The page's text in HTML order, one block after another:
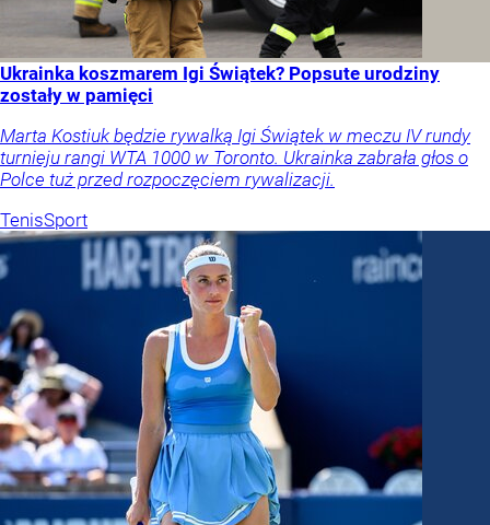
Ukrainka koszmarem Igi Świątek? Popsute urodziny
zostały w pamięci
Marta Kostiuk będzie rywalką Igi Świątek w meczu IV rundy
turnieju rangi WTA 1000 w Toronto. Ukrainka zabrała głos o
Polce tuż przed rozpoczęciem rywalizacji.
TenisSport